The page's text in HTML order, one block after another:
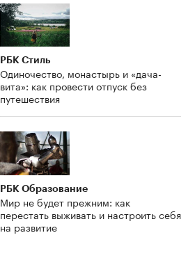
РБК Стиль
Одиночество, монастырь и «дача-
вита»: как провести отпуск без
путешествия
РБК Образование
Мир не будет прежним: как
перестать выживать и настроить себя
на развитие